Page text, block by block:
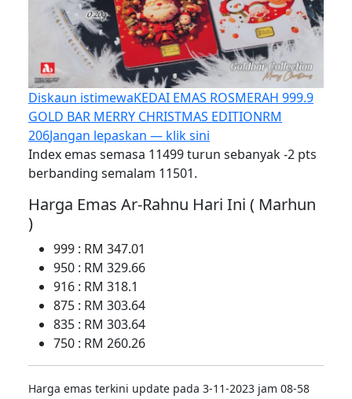
Diskaun istimewaKEDAI EMAS ROSMERAH 999.9
GOLD BAR MERRY CHRISTMAS EDITIONRM
206Jangan lepaskan — klik sini
Index emas semasa 11499 turun sebanyak -2 pts
berbanding semalam 11501.
Harga Emas Ar-Rahnu Hari Ini ( Marhun
)
999 : RM 347.01
950 : RM 329.66
916 : RM 318.1
875 : RM 303.64
835 : RM 303.64
750 : RM 260.26
Harga emas terkini update pada 3-11-2023 jam 08-58